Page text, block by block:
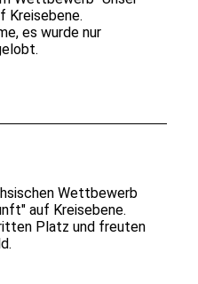
Kreisebene.
es wurde nur
Wettbewerb
auf Kreisebene.
Platz und freuten
.